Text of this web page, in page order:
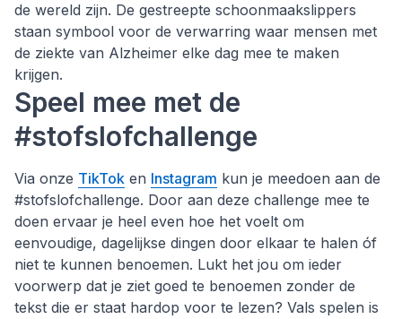
de wereld zijn. De gestreepte schoonmaakslippers
staan symbool voor de verwarring waar mensen met
de ziekte van Alzheimer elke dag mee te maken
krijgen.
Speel mee met de
#stofslofchallenge
Via onze TikTok en Instagram kun je meedoen aan de
#stofslofchallenge. Door aan deze challenge mee te
doen ervaar je heel even hoe het voelt om
eenvoudige, dagelijkse dingen door elkaar te halen óf
niet te kunnen benoemen. Lukt het jou om ieder
voorwerp dat je ziet goed te benoemen zonder de
tekst die er staat hardop voor te lezen? Vals spelen is